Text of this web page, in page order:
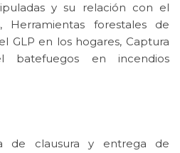
y su relación con el
Herramientas forestales de
GLP en los hogares, Captura
batefuegos en incendios
de clausura y entrega de